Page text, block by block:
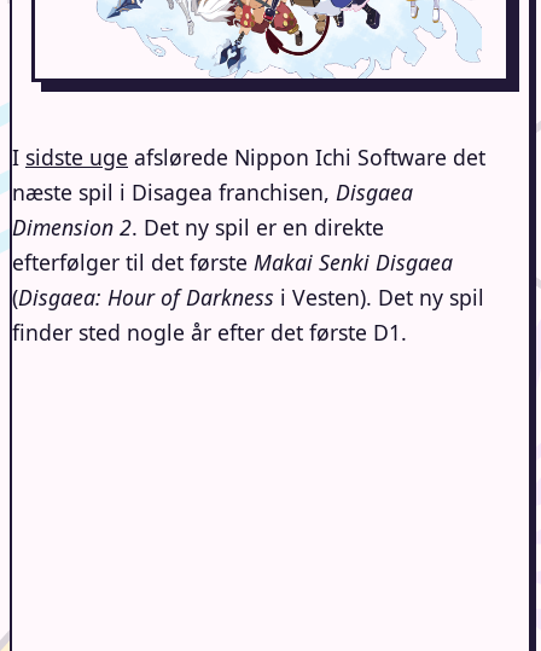
I sidste uge afslørede Nippon Ichi Software det
næste spil i Disagea franchisen, Disgaea
Dimension 2. Det ny spil er en direkte
efterfølger til det første Makai Senki Disgaea
(Disgaea: Hour of Darkness i Vesten). Det ny spil
finder sted nogle år efter det første D1.